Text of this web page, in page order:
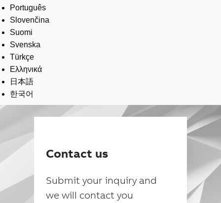
Português
Slovenčina
Suomi
Svenska
Türkçe
Ελληνικά
日本語
한국어
Contact us
Submit your inquiry and
we will contact you